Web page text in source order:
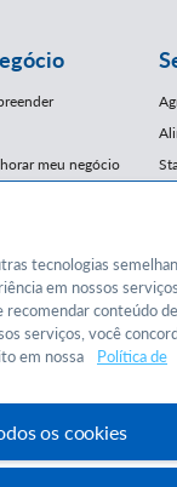
meu negócio
tecnologias
em nossos serviços,
recomendar conteúdo
serviços, você
em nossa
Política de
os cookies